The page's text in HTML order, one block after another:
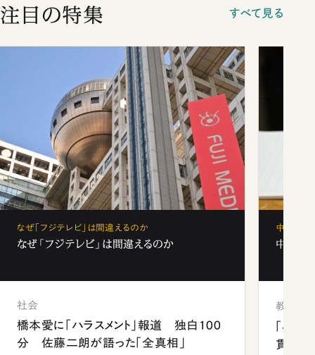
注目の特集 すべて見る
なぜ「フジテレビ」は間違えるのか
なぜ「フジテレビ」は間違えるのか
社会
橋本愛に「ハラスメント」報道 独白100
分 佐藤二朗が語った「全真相」
中学受験
中学受
教育
「早
貫校へ